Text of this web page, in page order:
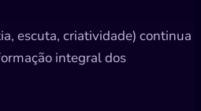
escuta, criatividade) continua
integral dos